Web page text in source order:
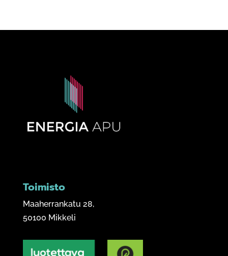
Toimisto
Maaherrankatu 28,
50100 Mikkeli